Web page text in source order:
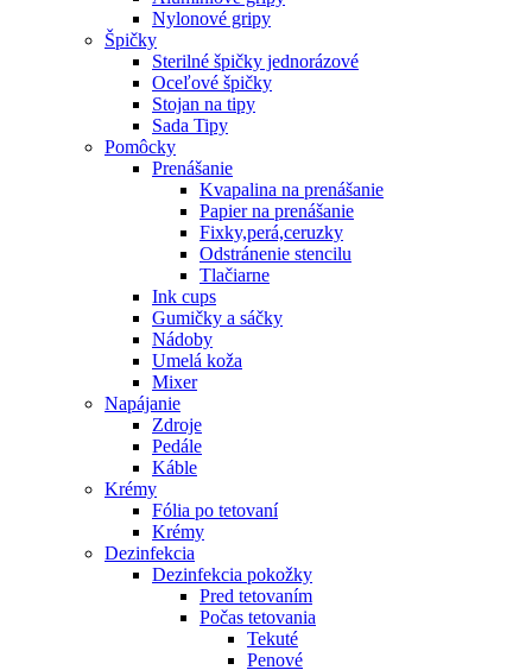
Nylonové gripy
Špičky
Sterilné špičky jednorázové
Oceľové špičky
Stojan na tipy
Sada Tipy
Pomôcky
Prenášanie
Kvapalina na prenášanie
Papier na prenášanie
Fixky,perá,ceruzky
Odstránenie stencilu
Tlačiarne
Ink cups
Gumičky a sáčky
Nádoby
Umelá koža
Mixer
Napájanie
Zdroje
Pedále
Káble
Krémy
Fólia po tetovaní
Krémy
Dezinfekcia
Dezinfekcia pokožky
Pred tetovaním
Počas tetovania
Tekuté
Penové